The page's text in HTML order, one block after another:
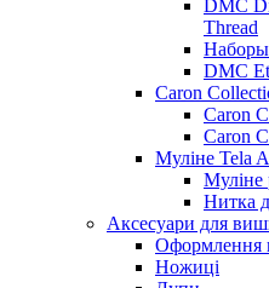
DMC
Thread
DMC
Caron
Caron
Caron
Муліне Tela
Муліне
Нитка
Аксесуари для
Оформлення
Ножиці